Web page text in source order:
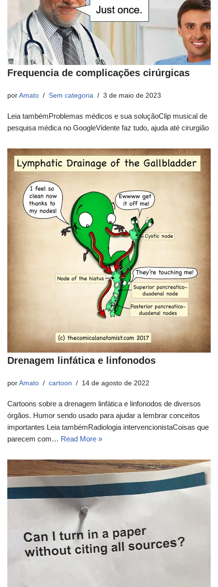
Frequencia de complicações cirúrgicas
por Amato Sem categoria 3 de maio de 2023
Leia tambémProblemas médicos e sua soluçãoClip musical de
pesquisa médica no GoogleVidente faz tudo, ajuda até cirurgião
Drenagem linfática e linfonodos
por Amato cartoon 14 de agosto de 2022
Cartoons sobre a drenagem linfática e linfonodos de diversos
órgãos. Humor sendo usado para ajudar a lembrar conceitos
importantes Leia tambémRadiologia intervencionistaCoisas que
parecem com… Read More »